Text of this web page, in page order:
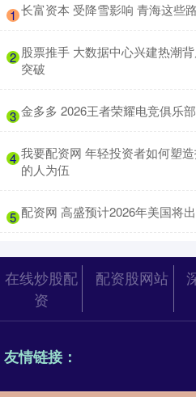
1 长富资本 受降雪影响 青海这些
2 股票推手 大数据中心兴建热潮
突破
3 金多多 2026王者荣耀电竞俱乐
4 我要配资网 年轻投资者如何塑
的人为伍
5 配资网 高盛预计2026年美国将
在线炒股配
资
配资股网站
友情链接：